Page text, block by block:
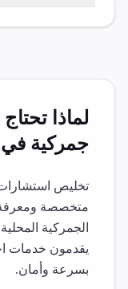
لماذا
جمركية في
تخليص
متخصصة ومعرفة
الجمركية
يقدمون خدمات
بسرعة وأمان.